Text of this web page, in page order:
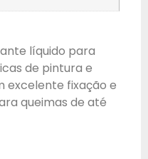
líquido para
de pintura e
excelente fixação e
queimas de até